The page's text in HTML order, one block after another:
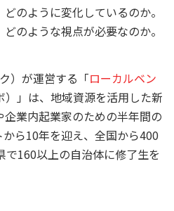
のように変化しているのか。
のような視点が必要なのか。
）が運営する「ローカルベン
）」は、地域資源を活用した新
業内起業家のための半年間の
ら10年を迎え、全国から400
で160以上の自治体に修了生を